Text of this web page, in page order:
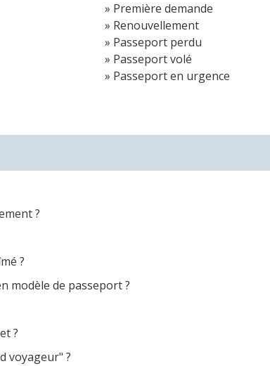
Première demande
Renouvellement
Passeport perdu
Passeport volé
Passeport en urgence
?
?
modèle de passeport ?
?
voyageur" ?